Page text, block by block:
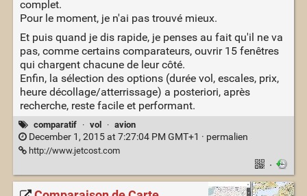
complet.
Pour le moment, je n'ai pas trouvé mieux.
Et puis quand je dis rapide, je penses au fait qu'il ne va
pas, comme certains comparateurs, ouvrir 15 fenêtres
qui chargent chacune de leur côté.
Enfin, la sélection des options (durée vol, escales, prix,
heure décollage/atterrissage) a posteriori, après
recherche, reste facile et performant.
comparatif · vol · avion
December 1, 2015 at 7:27:04 PM GMT+1 · permalien
http://www.jetcost.com
·